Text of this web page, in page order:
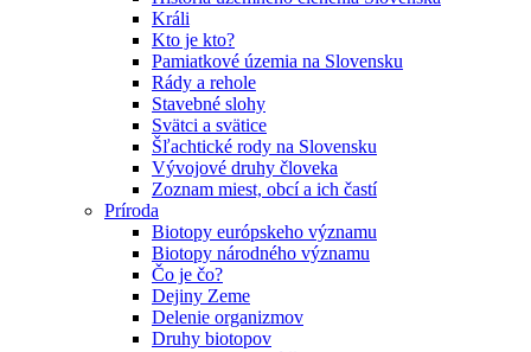
Králi
Kto je kto?
Pamiatkové územia na Slovensku
Rády a rehole
Stavebné slohy
Svätci a svätice
Šľachtické rody na Slovensku
Vývojové druhy človeka
Zoznam miest, obcí a ich častí
Príroda
Biotopy európskeho významu
Biotopy národného významu
Čo je čo?
Dejiny Zeme
Delenie organizmov
Druhy biotopov